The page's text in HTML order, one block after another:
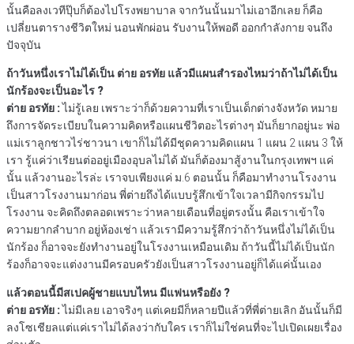
นั้นคือลงเวทีปุ๊บก็ต้องไปโรงพยาบาล จากวันนั้นมาไม่เอาอีกเลย ก็คือ
เปลี่ยนตารางชีวิตใหม่ นอนพักผ่อน รับงานให้พอดี ออกกำลังกาย จนถึง
ปัจจุบัน
ถ้าวันหนึ่งเราไม่ได้เป็น ต่าย อรทัย แล้วมีแผนสำรองไหมว่าถ้าไม่ได้เป็น
นักร้องจะเป็นอะไร ?
ต่าย อรทัย :ไม่รู้เลย เพราะว่าก็ด้วยความที่เราเป็นเด็กต่างจังหวัด หมาย
ถึงการจัดระเบียบในความคิดหรือแผนชีวิตอะไรต่างๆ มันก็ยากอยู่นะ พ่อ
แม่เราลูกชาวไร่ชาวนา เขาก็ไม่ได้มีชุดความคิดแผน 1 แผน 2 แผน 3 ให้
เรา รู้แค่ว่าเรียนต่ออยู่เมืองอุบลไม่ได้ มันก็ต้องมาสู้งานในกรุงเทพฯ แค่
นั้น แล้วงานอะไรล่ะ เราจบเพียงแค่ ม.6 ตอนนั้น ก็คือมาทำงานโรงงาน
เป็นสาวโรงงานมาก่อน พี่ต่ายถึงได้แบบรู้สึกเข้าใจเวลามีกิจกรรมไป
โรงงาน จะคิดถึงตลอดเพราะว่าหลายเดือนที่อยู่ตรงนั้น คือเราเข้าใจ
ความยากลำบาก อยู่ห้องเช่า แล้วเรามีความรู้สึกว่าถ้าวันหนึ่งไม่ได้เป็น
นักร้อง ก็อาจจะยังทำงานอยู่ในโรงงานเหมือนเดิม ถ้าวันนี้ไม่ได้เป็นนัก
ร้องก็อาจจะแต่งงานมีครอบครัวยังเป็นสาวโรงงานอยู่ก็ได้แค่นั้นเอง
แล้วตอนนี้มีสเปคผู้ชายแบบไหน มีแฟนหรือยัง ?
ต่าย อรทัย :ไม่มีเลย เอาจริงๆ แต่เคยมีก็หลายปีแล้วที่พี่ต่ายเลิก อันนั้นก็มี
ลงโซเชียลแต่แค่เราไม่ได้ลงว่ากับใคร เราก็ไม่ใช่คนที่จะไปเปิดเผยเรื่อง